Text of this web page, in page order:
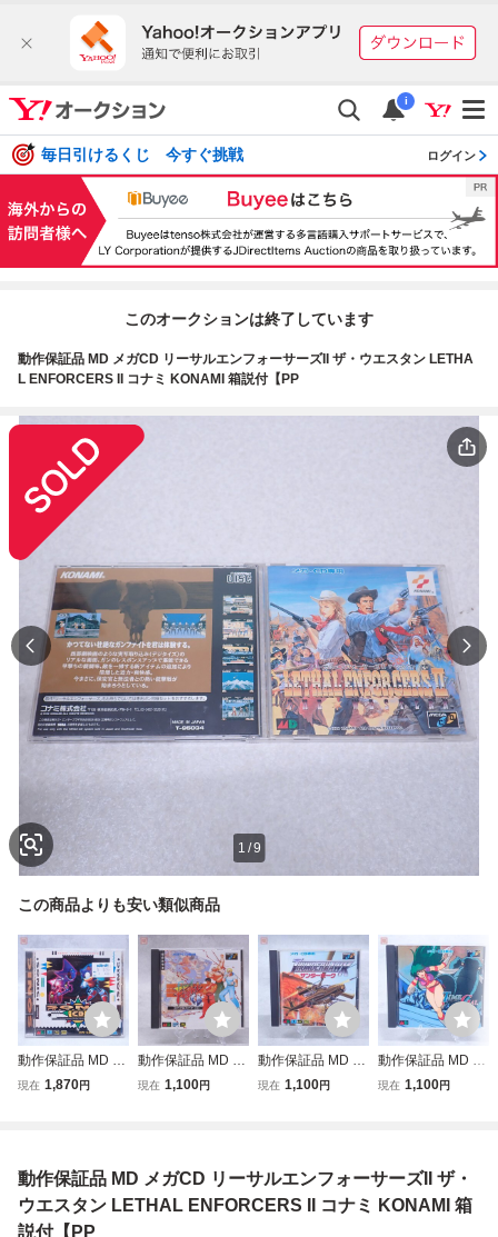
i
毎日引けるくじ 今すぐ挑戦 ログイン
このオークションは終了しています
動作保証品 MD メガCD リーサルエンフォーサーズII ザ・ウエスタン LETHA
L ENFORCERS II コナミ KONAMI 箱説付【PP
1 /9
この商品よりも安い類似商品
動作保証品 MD メ
ガCD ソニック・
現在 1,870円
動作保証品 MD メ
ガCD ファイナル
現在 1,100円
動作保証品 MD メ
ガCD サンダーホ
現在 1,100円
動作保証品 MD メ
ガCD タイムギャ
現在 1,100円
動作保証品 MD メガCD リーサルエンフォーサーズII ザ・
ウエスタン LETHAL ENFORCERS II コナミ KONAMI 箱
説付【PP